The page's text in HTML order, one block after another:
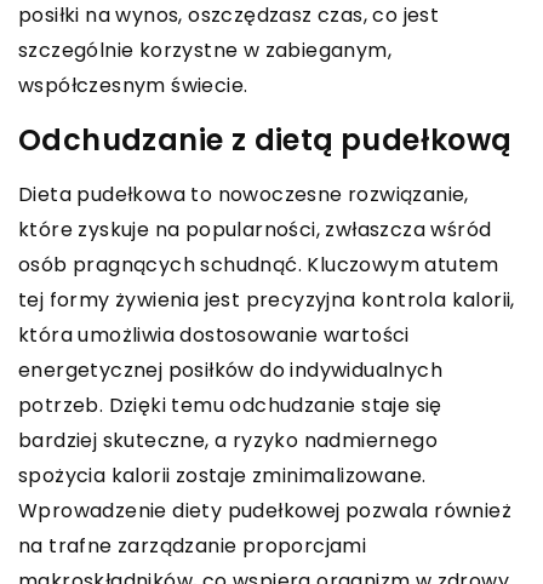
posiłki na wynos, oszczędzasz czas, co jest
szczególnie korzystne w zabieganym,
współczesnym świecie.
Odchudzanie z dietą pudełkową
Dieta pudełkowa to nowoczesne rozwiązanie,
które zyskuje na popularności, zwłaszcza wśród
osób pragnących schudnąć. Kluczowym atutem
tej formy żywienia jest precyzyjna kontrola kalorii,
która umożliwia dostosowanie wartości
energetycznej posiłków do indywidualnych
potrzeb. Dzięki temu odchudzanie staje się
bardziej skuteczne, a ryzyko nadmiernego
spożycia kalorii zostaje zminimalizowane.
Wprowadzenie diety pudełkowej pozwala również
na trafne zarządzanie proporcjami